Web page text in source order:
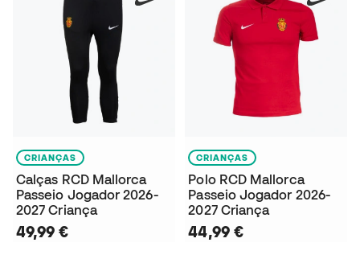
CRIANÇAS
Calças RCD Mallorca
Passeio Jogador 2026-
2027 Criança
49,99 €
CRIANÇAS
Polo RCD Mallorca
Passeio Jogador 2026-
2027 Criança
44,99 €